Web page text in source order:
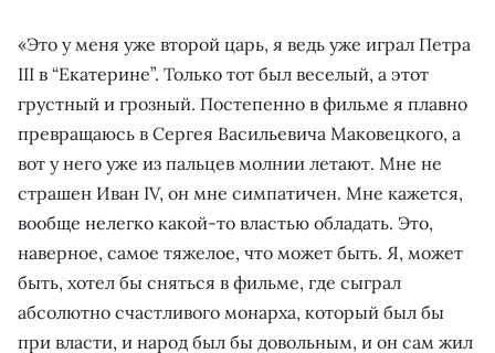
«Это у меня уже второй царь, я ведь уже играл Петра
III в “Екатерине”. Только тот был веселый, а этот
грустный и грозный. Постепенно в фильме я плавно
превращаюсь в Сергея Васильевича Маковецкого, а
вот у него уже из пальцев молнии летают. Мне не
страшен Иван IV, он мне симпатичен. Мне кажется,
вообще нелегко какой-то властью обладать. Это,
наверное, самое тяжелое, что может быть. Я, может
быть, хотел бы сняться в фильме, где сыграл
абсолютно счастливого монарха, который был бы
при власти, и народ был бы довольным, и он сам жил